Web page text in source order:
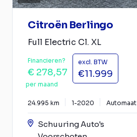
Citroën Berlingo
Full Electric Cl. XL
Financieren?
€ 278,57
per maand
excl. BTW
€11.999
24.995 km 1-2020 Automaat
Schuuring Auto's